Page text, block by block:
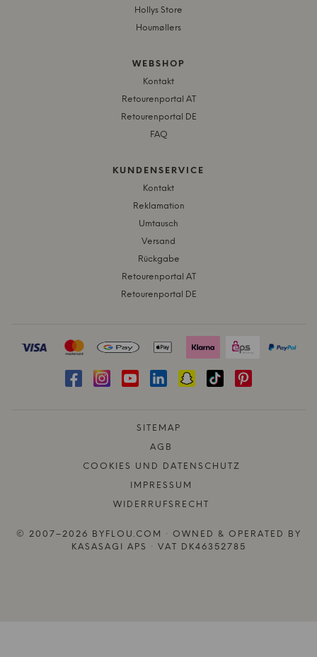
Hollys Store
Houmøllers
WEBSHOP
Kontakt
Retourenportal AT
Retourenportal DE
FAQ
KUNDENSERVICE
Kontakt
Reklamation
Umtausch
Versand
Rückgabe
Retourenportal AT
Retourenportal DE
SITEMAP
AGB
COOKIES UND DATENSCHUTZ
IMPRESSUM
WIDERRUFSRECHT
© 2007–2026 BYFLOU.COM · OWNED & OPERATED BY
KASASAGI APS · VAT DK46352785